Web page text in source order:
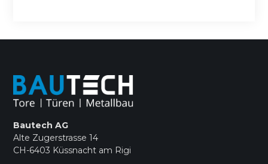
Bautech AG
Alte Zugerstrasse 14
CH-6403 Küssnacht am Rigi